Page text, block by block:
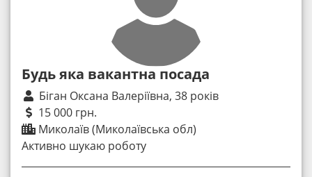
Будь яка вакантна посада
Біган Оксана Валеріївна, 38 років
15 000 грн.
Миколаїв (Миколаївська обл)
Активно шукаю роботу